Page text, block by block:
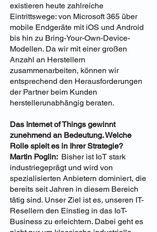
existieren heute zahlreiche
Eintrittswege: von Microsoft 365 über
mobile Endgeräte mit iOS und Android
bis hin zu Bring-Your-Own-Device-
Modellen. Da wir mit einer großen
Anzahl an Herstellern
zusammenarbeiten, können wir
entsprechend den Herausforderungen
der Partner beim Kunden
herstellerunabhängig beraten.
Das Internet of Things gewinnt
zunehmend an Bedeutung. Welche
Rolle spielt es in Ihrer Strategie?
Martin Poglin: Bisher ist IoT stark
industriegeprägt und wird von
spezialisierten Anbietern dominiert, die
bereits seit Jahren in diesem Bereich
tätig sind. Unser Ziel ist es, unseren IT-
Resellern den Einstieg in das IoT-
Business zu erleichtern. Dabei geht es